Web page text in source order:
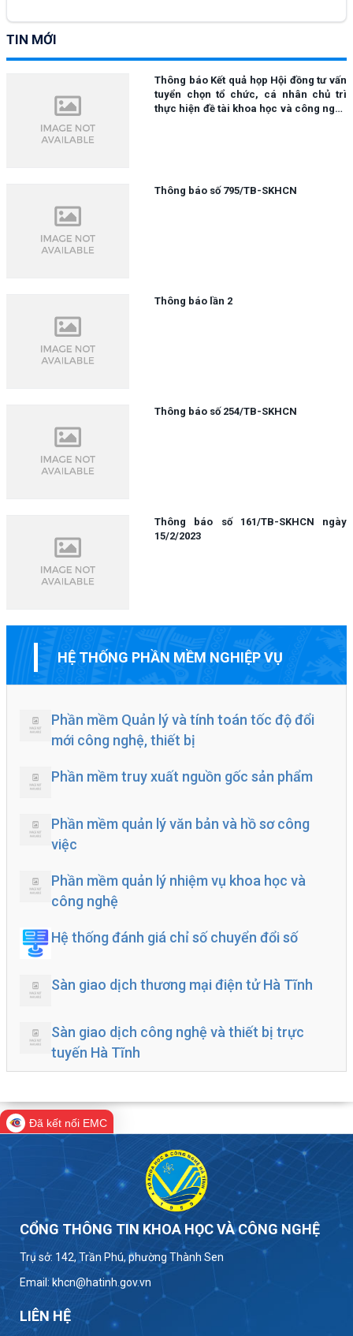
TIN MỚI
Thông báo Kết quả họp Hội đồng tư vấn
tuyển chọn tổ chức, cá nhân chủ trì
thực hiện đề tài khoa học và công nghệ
Thông báo số 795/TB-SKHCN
Thông báo lần 2
Thông báo số 254/TB-SKHCN
Thông báo số 161/TB-SKHCN ngày
15/2/2023
HỆ THỐNG PHẦN MỀM NGHIỆP VỤ
Phần mềm Quản lý và tính toán tốc độ đổi
mới công nghệ, thiết bị
Phần mềm truy xuất nguồn gốc sản phẩm
Phần mềm quản lý văn bản và hồ sơ công
việc
Phần mềm quản lý nhiệm vụ khoa học và
công nghệ
Hệ thống đánh giá chỉ số chuyển đổi số
Sàn giao dịch thương mại điện tử Hà Tĩnh
Sàn giao dịch công nghệ và thiết bị trực
tuyến Hà Tĩnh
Đã kết nối EMC
CỔNG THÔNG TIN KHOA HỌC VÀ CÔNG NGHỆ
Trụ sở: 142, Trần Phú, phường Thành Sen
Email: khcn@hatinh.gov.vn
LIÊN HỆ